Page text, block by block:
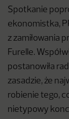
Spotkanie
ekonomistka,
z zamiłowania
Furelle.
postanowiła
zasadzie, że
robienie tego,
nietypowy